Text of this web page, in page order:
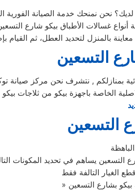
التسعين
بمنازلكم , نتشرف نحن مركز صيانة
الخاصة باجهزة بيكو من ثلاجات
التسعين
التسعين يساهم في تحديد المكونات
الغيار التالفة فقط